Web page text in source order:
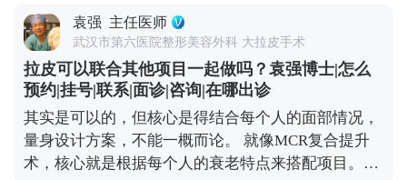
出来了。至于大家担心的耳朵变形，只要操作规范，
这种情况很少出现。 当然，愈合效果不只是医生技术
的事，术后护理也很关键。术后两三周内尽量别抽烟
喝酒，辛辣食物、海鲜和牛羊肉这些“发物”也先忌
口，饮食清淡软烂一些。出院后可以散散步，但一个
月内别做跑步、游泳、力量训练这些剧烈运动，避免
影响伤口愈合。 总的来说，只要选对医生、做好护
理，拉皮切口愈合大多都很理想，不用过度焦虑。 想
袁强 主任医师
武汉市第六医院整形美容外科 大拉皮手术
拉皮可以联合其他项目一起做吗？袁强博士|怎么
预约|挂号|联系|面诊|咨询|在哪出诊
其实是可以的，但核心是得结合每个人的面部情况，
量身设计方案，不能一概而论。 就像MCR复合提升
术，核心就是根据每个人的衰老特点来搭配项目。拉